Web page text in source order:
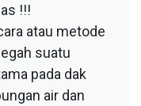
!!!
atau metode
suatu
pada dak
air dan